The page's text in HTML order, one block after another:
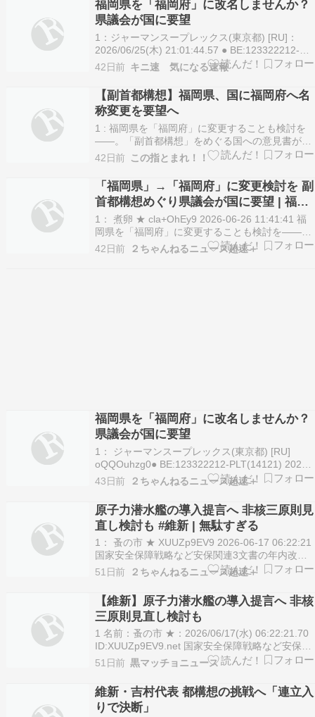
らも認めら…
福岡県を「福岡府」に改名しませんか？
県議会が国に要望
1：ジャーマンスープレックス(東京都) [RU]：
2026/06/25(木) 21:01:44.57 ● BE:123322212-
PLT(14121)ID:oQQOuhzg0 「福岡県」を「福岡
府」に変更？ 副首都構想めぐり県議会が国に要望
朝日新聞福岡県を「福岡府」に変更…
42日前 キニ速 気になる速報
【副首都構想】福岡県、国に福岡府へ名
称変更を要望へ
1 : 福岡県を「福岡府」に変更することも検討を
――。「副首都構想」をめぐる国への意見書が25
日、福岡県議会で可決された。そのなかに、副首
都を目指す道県について「府」への名称変更も視
野に入れた要望が盛り込まれた。 大規模災害に備
えて首都機能を代替する副首都構想は、自民党と
日本維…
42日前 この指とまれ！！
「福岡県」→「福岡府」に変更検討を 副
首都構想めぐり県議会が国に要望 | 福岡
なんか東京から遠すぎる田舎なんか副首
都の候補にもならんやろ
1： 煮卵 ★ cla+OhEy9 2026-06-26 11:41:41 福
岡県を「福岡府」に変更することも検討を――。
「副首都構想」をめぐる国への意見書が25日、福
岡県議会で可決された。そのなかに、副首都を目
42日前 ２ちゃんねるニュース超速＋
福岡県を「福岡府」に改名しませんか？
県議会が国に要望
1： ジャーマンスープレックス(東京都) [RU]
oQQOuhzg0● BE:123322212-PLT(14121) 2026-
06-25 21:01:44 sssp://img.5ch.io/ico/pc3.gif 福岡
県を「福岡府」に変更することも検討を――。
「副首都構想…
43日前 ２ちゃんねるニュース超速＋
原子力潜水艦の導入提言へ 非核三原則見
直し検討も #維新 | 無駄すぎる
1： 蚤の市 ★ XUUZp9EV9 2026-06-17 06:22:21
国家安全保障戦略など安保関連3文書の年内改定
に向けた日本維新の会の提言原案が16日、判明し
た。海上自衛隊に原子力潜水艦を早急に導入する
よう要求。国是である非核三原則のうち「核兵器
を持ち込ませず」の部分を…
51日前 ２ちゃんねるニュース超速＋
【維新】原子力潜水艦の導入提言へ 非核
三原則見直し検討も
1 名前：蚤の市 ★：2026/06/17(水) 06:22:21.70
ID:XUUZp9EV9.net 国家安全保障戦略など安保関
連3文書の年内改定に向けた日本維新の会の提言
原案が16日、判明した。海上自衛隊に原子力潜水
艦を早急に導入するよう要求。国是である非核三
原則のうち…
51日前 黒マッチョニュース
維新・吉村代表 都構想の挑戦へ「連立入
りで決断」